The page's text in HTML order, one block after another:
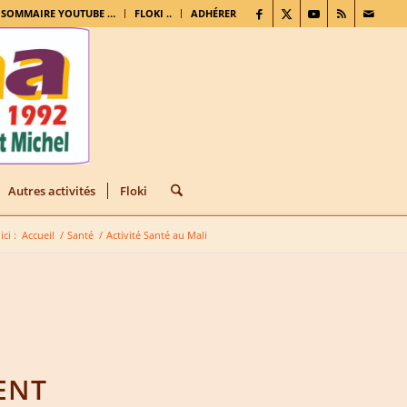
YOUTUBE … FLOKI .. ADHÉRER
Autres activités Floki
: Accueil / Santé / Activité Santé au Mali